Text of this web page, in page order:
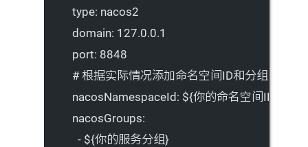
type: nacos2
domain: 127.0.0.1
port: 8848
# 根据实际情况添加命名空间ID和分组
nacosNamespaceId: ${你的命名空间ID}
nacosGroups:
- ${你的服务分组}